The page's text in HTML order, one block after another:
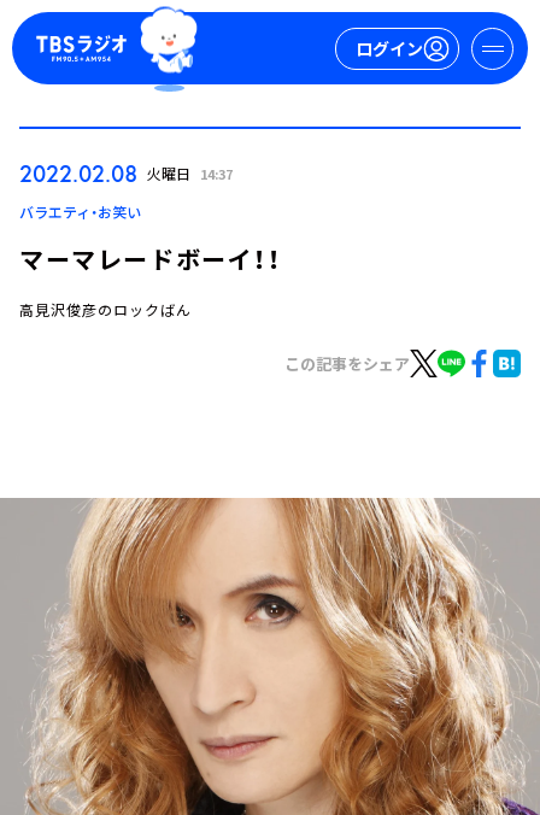
ログイン
ログイン
トピックス
TBS Podcast
お知らせ
イベント・グッズ
YouTube
会社情報
2022.02.08 火曜日 14:37
バラエティ・お笑い
マーマレードボーイ！！
高見沢俊彦のロックばん
この記事をシェア